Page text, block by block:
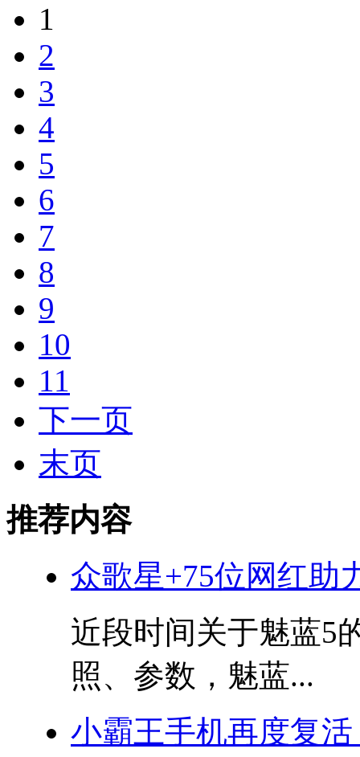
1
2
3
4
5
6
7
8
9
10
11
下一页
末页
推荐内容
众歌星+75位网红助
近段时间关于魅蓝5
照、参数，魅蓝...
小霸王手机再度复